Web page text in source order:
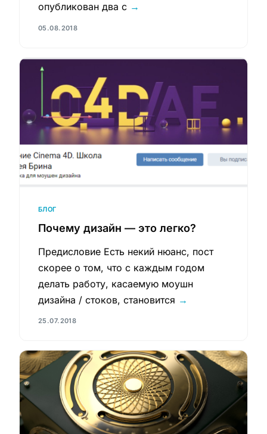
опубликован два с →
05.08.2018
БЛОГ
Почему дизайн — это легко?
Предисловие Есть некий нюанс, пост
скорее о том, что с каждым годом
делать работу, касаемую моушн
дизайна / стоков, становится →
25.07.2018